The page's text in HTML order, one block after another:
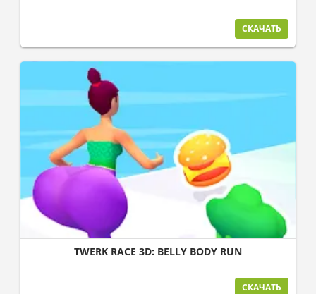
СКАЧАТЬ
TWERK RACE 3D: BELLY BODY RUN
СКАЧАТЬ